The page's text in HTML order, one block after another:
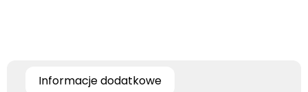
Informacje dodatkowe